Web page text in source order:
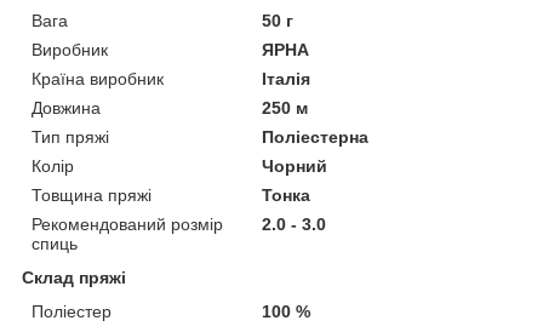
Вага
50 г
Виробник
ЯРНА
Країна виробник
Італія
Довжина
250 м
Тип пряжі
Поліестерна
Колір
Чорний
Товщина пряжі
Тонка
Рекомендований розмір
спиць
2.0 - 3.0
Склад пряжі
Поліестер
100 %